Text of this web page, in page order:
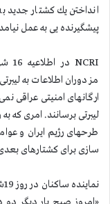
انداختن یك كشتار جدید
پیشگیرنده‌ یی به عمل
مزدوران اطلاعات به
ارگانهای امنیتی عراقی
لیبرتی برسانند. امری كه
طرحهای رژیم ایران و
سازی برای كشتارهای